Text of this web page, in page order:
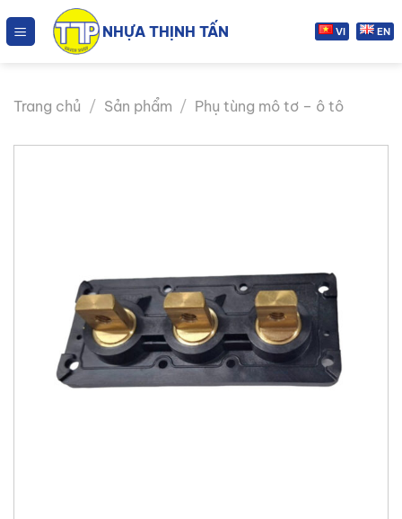
đến
NHỰA THỊNH TẤN VI EN
Trang chủ / Sản phẩm / Phụ tùng mô tơ – ô tô